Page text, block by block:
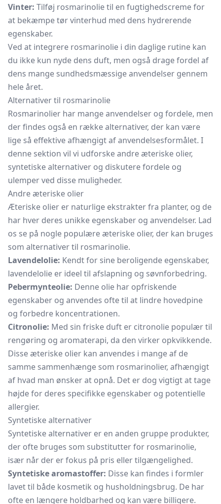
Vinter: Tilføj rosmarinolie til en fugtighedscreme for
at bekæmpe tør vinterhud med dens hydrerende
egenskaber.
Ved at integrere rosmarinolie i din daglige rutine kan
du ikke kun nyde dens duft, men også drage fordel af
dens mange sundhedsmæssige anvendelser gennem
hele året.
Alternativer til rosmarinolie
Rosmarinolier har mange anvendelser og fordele, men
der findes også en række alternativer, der kan være
lige så effektive afhængigt af anvendelsesformålet. I
denne sektion vil vi udforske andre æteriske olier,
syntetiske alternativer og diskutere fordele og
ulemper ved disse muligheder.
Andre æteriske olier
Æteriske olier er naturlige ekstrakter fra planter, og de
har hver deres unikke egenskaber og anvendelser. Lad
os se på nogle populære æteriske olier, der kan bruges
som alternativer til rosmarinolie.
Lavendelolie: Kendt for sine beroligende egenskaber,
lavendelolie er ideel til afslapning og søvnforbedring.
Pebermynteolie: Denne olie har opfriskende
egenskaber og anvendes ofte til at lindre hovedpine
og forbedre koncentrationen.
Citronolie: Med sin friske duft er citronolie populær til
rengøring og aromaterapi, da den virker opkvikkende.
Disse æteriske olier kan anvendes i mange af de
samme sammenhænge som rosmarinolier, afhængigt
af hvad man ønsker at opnå. Det er dog vigtigt at tage
højde for deres specifikke egenskaber og potentielle
allergier.
Syntetiske alternativer
Syntetiske alternativer er en anden gruppe produkter,
der ofte bruges som substitutter for rosmarinolie,
især når der er fokus på pris eller tilgængelighed.
Syntetiske aromastoffer: Disse kan findes i formler
lavet til både kosmetik og husholdningsbrug. De har
ofte en længere holdbarhed og kan være billigere.